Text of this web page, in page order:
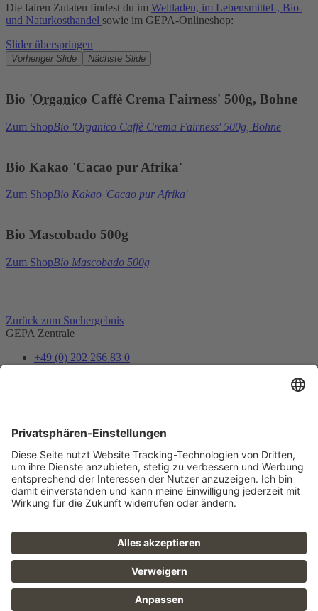
Die fairen Zutaten findest du im Weltladen, im Lebensmittel-, Bio-
und Naturkosthandel sowie im GEPA-Onlineshop:
Slider überspringen
Vorheriger Slide Nächste Slide
Bio 'Organico Caffè Crema Fairness' 500g, Bohne
Zum ShopBio 'Organico Caffè Crema Fairness' 500g, Bohne
Bio Kakao 'Cacao pur Afrika'
Zum ShopBio Kakao 'Cacao pur Afrika'
Bio Mascobado 500g
Zum ShopBio Mascobado 500g
Zurück zum Suchergebnis
GEPA Zentrale
+49 (0) 202 266 83 0
Jetzt abonnieren
FAQ
Datenschutz
Barrierefreiheit